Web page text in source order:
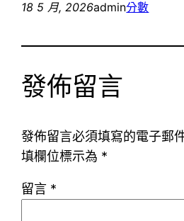
18 5 月, 2026admin分數
發佈留言
發佈留言必須填寫的電子郵
填欄位標示為 *
留言 *